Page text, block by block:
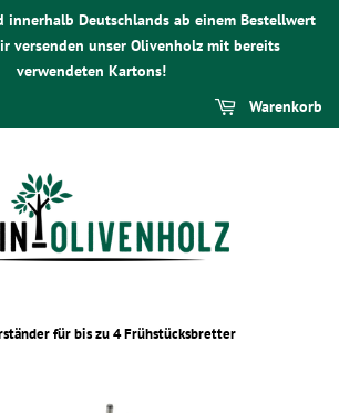
innerhalb Deutschlands ab einem Bestellwert
versenden unser Olivenholz mit bereits
verwendeten Kartons!
Warenkorb
für bis zu 4 Frühstücksbretter